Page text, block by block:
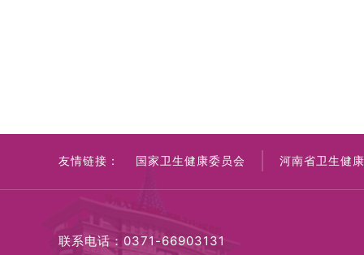
友情链接： 国家卫生健康委员会 河南省卫生健
联系电话：0371-66903131